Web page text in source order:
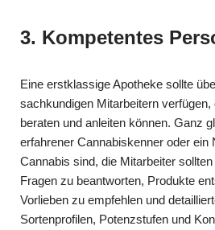
3. Kompetentes
Eine erstklassige Apotheke sollte
sachkundigen Mitarbeitern verfügen,
beraten und anleiten können. Ganz
erfahrener Cannabiskenner oder ein
Cannabis sind, die Mitarbeiter
Fragen zu beantworten, Produkte
Vorlieben zu empfehlen und
Sortenprofilen, Potenzstufen und